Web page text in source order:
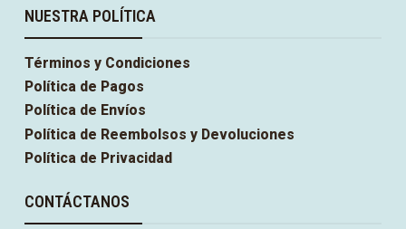
NUESTRA POLÍTICA
Términos y Condiciones
Política de Pagos
Política de Envíos
Política de Reembolsos y Devoluciones
Política de Privacidad
CONTÁCTANOS